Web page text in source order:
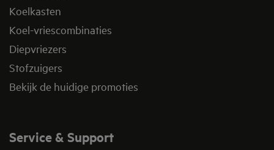
Koelkasten
Koel-vriescombinaties
Diepvriezers
Stofzuigers
Bekijk de huidige promoties
Service & Support